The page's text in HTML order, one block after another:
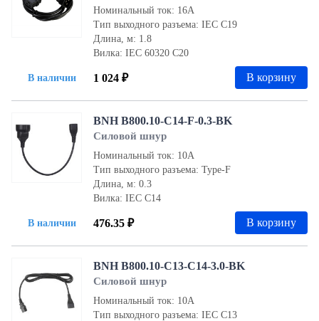
В наличии
Номинальный ток: 16А
Тип выходного разъема: IEC С19
Длина, м: 1.8
Вилка: IEC 60320 С20
1 024 ₽ В корзину
В наличии
BNH B800.10-C14-F-0.3-BK
Силовой шнур
Номинальный ток: 10А
Тип выходного разъема: Type-F
Длина, м: 0.3
Вилка: IEC С14
476.35 ₽ В корзину
BNH B800.10-C13-C14-3.0-BK
Силовой шнур
Номинальный ток: 10А
Тип выходного разъема: IEC С13